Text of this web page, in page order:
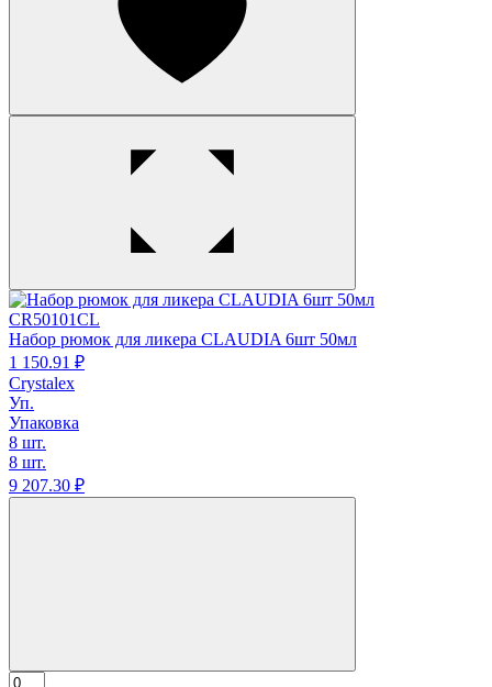
CR50101CL
Набор рюмок для ликера CLAUDIA 6шт 50мл
1 150.91 ₽
Crystalex
Уп.
Упаковка
8 шт.
8 шт.
9 207.30 ₽